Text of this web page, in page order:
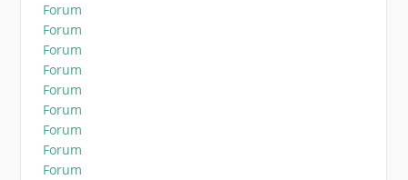
Forum
Forum
Forum
Forum
Forum
Forum
Forum
Forum
Forum